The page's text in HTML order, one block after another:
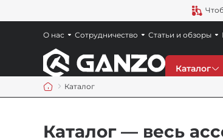
Каталог
О нас Сотрудничество Статьи и обзоры
Каталог
Каталог — весь